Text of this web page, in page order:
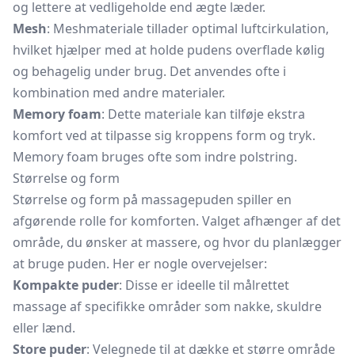
og lettere at vedligeholde end ægte læder.
Mesh: Meshmateriale tillader optimal luftcirkulation,
hvilket hjælper med at holde pudens overflade kølig
og behagelig under brug. Det anvendes ofte i
kombination med andre materialer.
Memory foam: Dette materiale kan tilføje ekstra
komfort ved at tilpasse sig kroppens form og tryk.
Memory foam bruges ofte som indre polstring.
Størrelse og form
Størrelse og form på massagepuden spiller en
afgørende rolle for komforten. Valget afhænger af det
område, du ønsker at massere, og hvor du planlægger
at bruge puden. Her er nogle overvejelser:
Kompakte puder: Disse er ideelle til målrettet
massage af specifikke områder som nakke, skuldre
eller lænd.
Store puder: Velegnede til at dække et større område